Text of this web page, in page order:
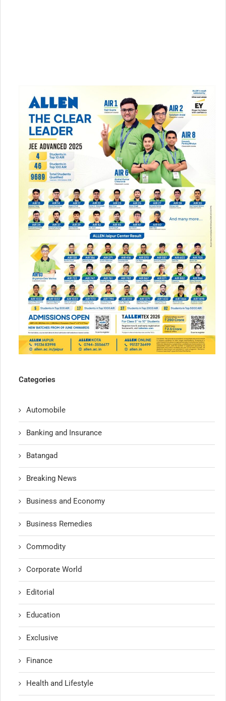
Categories
Automobile
Banking and Insurance
Batangad
Breaking News
Business and Economy
Business Remedies
Commodity
Corporate World
Editorial
Education
Exclusive
Finance
Health and Lifestyle